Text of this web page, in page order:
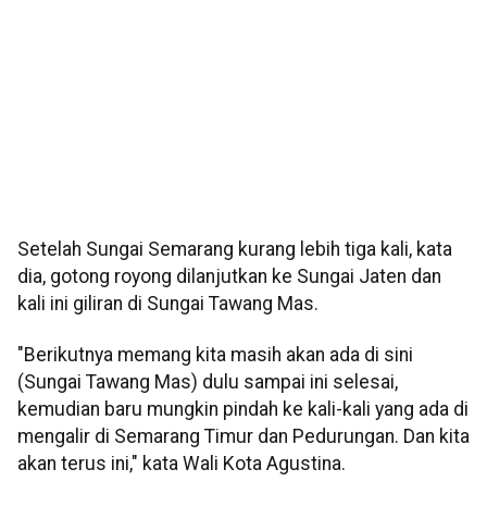
Setelah Sungai Semarang kurang lebih tiga kali, kata
dia, gotong royong dilanjutkan ke Sungai Jaten dan
kali ini giliran di Sungai Tawang Mas.
"Berikutnya memang kita masih akan ada di sini
(Sungai Tawang Mas) dulu sampai ini selesai,
kemudian baru mungkin pindah ke kali-kali yang ada di
mengalir di Semarang Timur dan Pedurungan. Dan kita
akan terus ini," kata Wali Kota Agustina.